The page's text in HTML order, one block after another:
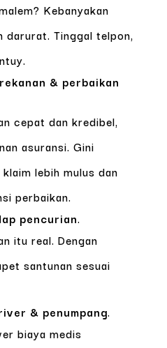
Kebanyakan
darurat. Tinggal telpon,
& perbaikan
cepat dan kredibel,
asuransi. Gini
lebih mulus dan
perbaikan.
pencurian.
itu real. Dengan
santunan sesuai
& penumpang.
biaya medis